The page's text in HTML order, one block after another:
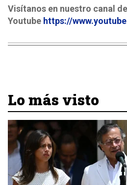
Visítanos en nuestro canal de
Youtube https://
Lo más visto